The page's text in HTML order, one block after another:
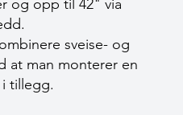
og opp til 42" via
sveise- og
at man monterer en
tillegg.